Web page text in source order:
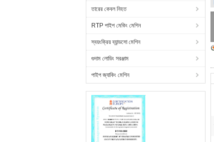
তারের কেবল নিহত
RTP পাইপ মেকিং মেশিন
স্বয়ংক্রিয় ব্যান্ডসো মেশিন
গুদাম লোডিং সরঞ্জাম
পাইপ জ্যাকিং মেশিন